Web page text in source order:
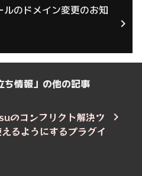
のドメイン変更のお知
ち情報」の他の記事
コンフリクト解決ツ
るようにするプラグイ